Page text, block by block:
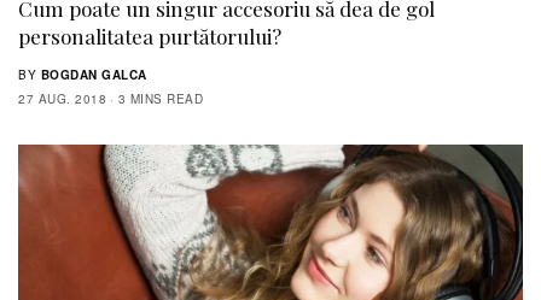
Cum poate un singur accesoriu să dea de gol
personalitatea purtătorului?
BY BOGDAN GALCA
27 AUG. 2018
3 MINS READ